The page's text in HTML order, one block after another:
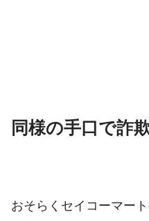
同様の手口で詐
おそらくセイコーマー